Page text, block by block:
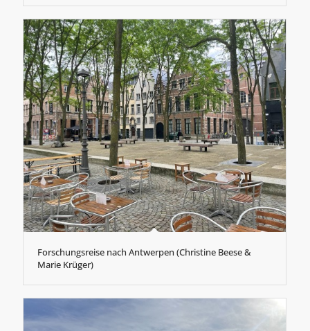
Forschungsreise nach Antwerpen (Christine Beese &
Marie Krüger)